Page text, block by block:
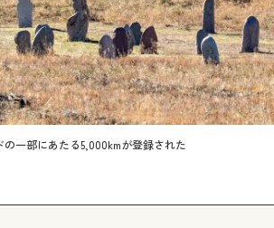
一部にあたる5,000kmが登録された